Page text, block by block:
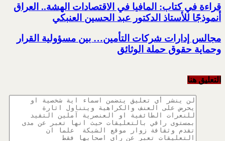
قراءة في كتاب: المافيا في الاقتصادات الهشة.. العراق
أنموذجًا للأستاذ الدكتور عبد الحسين العنبكي
مجالس إدارات شركات التأمين… بين مسؤولية القرار
وحماية حقوق حملة الوثائق
التعليق هنا